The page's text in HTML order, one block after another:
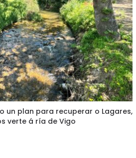
un plan para recuperar o Lagares,
verte á ría de Vigo